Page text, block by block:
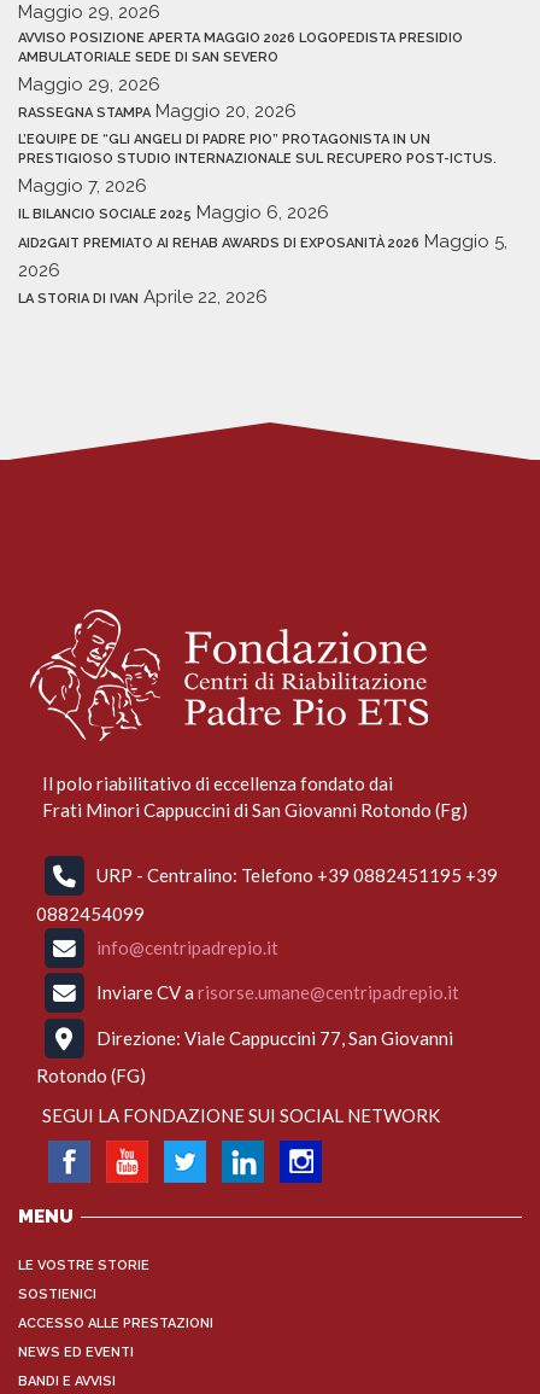
Maggio 29, 2026
AVVISO POSIZIONE APERTA MAGGIO 2026 LOGOPEDISTA PRESIDIO
AMBULATORIALE SEDE DI SAN SEVERO
Maggio 29, 2026
RASSEGNA STAMPA Maggio 20, 2026
L’EQUIPE DE “GLI ANGELI DI PADRE PIO” PROTAGONISTA IN UN
PRESTIGIOSO STUDIO INTERNAZIONALE SUL RECUPERO POST-ICTUS.
Maggio 7, 2026
IL BILANCIO SOCIALE 2025 Maggio 6, 2026
AID2GAIT PREMIATO AI REHAB AWARDS DI EXPOSANITÀ 2026 Maggio 5,
2026
LA STORIA DI IVAN Aprile 22, 2026
Il polo riabilitativo di eccellenza fondato dai
Frati Minori Cappuccini di San Giovanni Rotondo (Fg)
URP - Centralino: Telefono +39 0882451195 +39
0882454099
info@centripadrepio.it
Inviare CV a risorse.umane@centripadrepio.it
Direzione: Viale Cappuccini 77, San Giovanni
Rotondo (FG)
SEGUI LA FONDAZIONE SUI SOCIAL NETWORK
MENU
LE VOSTRE STORIE
SOSTIENICI
ACCESSO ALLE PRESTAZIONI
NEWS ED EVENTI
BANDI E AVVISI